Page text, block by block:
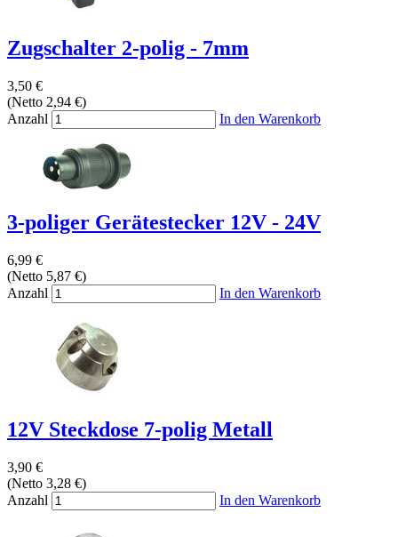
Zugschalter 2-polig - 7mm
3,50 €
(Netto 2,94 €)
Anzahl
In den Warenkorb
3-poliger Gerätestecker 12V - 24V
6,99 €
(Netto 5,87 €)
Anzahl
In den Warenkorb
12V Steckdose 7-polig Metall
3,90 €
(Netto 3,28 €)
Anzahl
In den Warenkorb